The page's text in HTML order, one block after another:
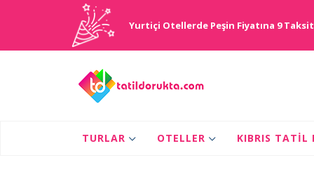
Yurtiçi Otellerde Peşin Fiyatına 9 Taksit
TURLAR OTELLER KIBRIS TATIL